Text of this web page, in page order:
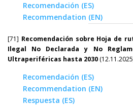
Recomendación (ES)
Recommendation (EN)
[71] Recomendación sobre Hoja de
Ilegal No Declarada y No
Ultraperiféricas hasta 2030
Recomendación (ES)
Recommendation (EN)
Respuesta (ES)